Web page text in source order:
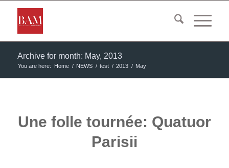
Archive for month: May, 2013
You are here: Home / NEWS / test / 2013 / May
Une folle tournée: Quatuor
Parisii